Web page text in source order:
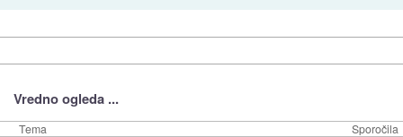
Vredno ogleda ...
Tema Sporočila